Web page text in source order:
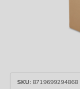
SKU: 8719699294868